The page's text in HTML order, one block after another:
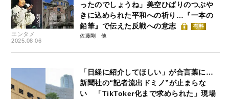
エンタメ
2025.08.06
ったのでしょうね」美空ひばりのつぶや
きに込められた平和への祈り…『一本の
鉛筆』で伝えた反戦への意志
有料
佐藤剛
「日経に紹介してほしい」が合言葉に…
新聞社の“記者流出ドミノ”が止まらな
い 「TikToker化まで求められた」現場